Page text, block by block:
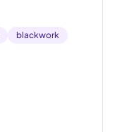
blackwork